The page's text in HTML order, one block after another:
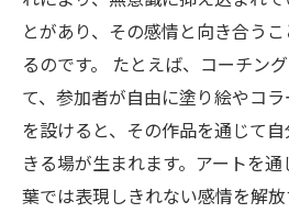
とがあり、その感情と向き合う
るのです。 たとえば、コーチン
て、参加者が自由に塗り絵やコ
を設けると、その作品を通じて
きる場が生まれます。アートを
葉では表現しきれない感情を解放